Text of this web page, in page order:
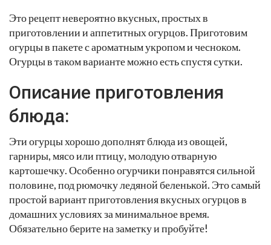
Это рецепт невероятно вкусных, простых в
приготовлении и аппетитных огурцов. Приготовим
огурцы в пакете с ароматным укропом и чесноком.
Огурцы в таком варианте можно есть спустя сутки.
Описание приготовления
блюда:
Эти огурцы хорошо дополнят блюда из овощей,
гарниры, мясо или птицу, молодую отварную
картошечку. Особенно огурчики понравятся сильной
половине, под рюмочку ледяной беленькой. Это самый
простой вариант приготовления вкусных огурцов в
домашних условиях за минимальное время.
Обязательно берите на заметку и пробуйте!